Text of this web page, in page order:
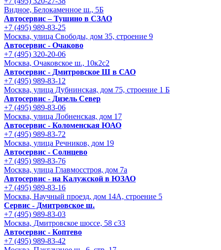
Видное, Белокаменное ш., 5Б
Автосервис – Тушино в СЗАО
+7 (495) 989-83-25
Москва, улица Свободы, дом 35, строение 9
Автосервис - Очаково
+7 (495) 320-20-06
Москва, Очаковское ш., 10к2с2
Автосервис - Дмитровское Ш в САО
+7 (495) 989-83-12
Москва, улица Дубнинская, дом 75, строение 1 Б
Автосервис - Дизель Север
+7 (495) 989-83-06
Москва, улица Лобненская, дом 17
Автосервис - Коломенская ЮАО
+7 (495) 989-83-72
Москва, улица Речников, дом 19
Автосервис - Солнцево
+7 (495) 989-83-76
Москва, улица Главмосстроя, дом 7а
Автосервис - на Калужской в ЮЗАО
+7 (495) 989-83-16
Москва, Научный проезд, дом 14А, строение 5
Сервис - Дмитровское ш.
+7 (495) 989-83-03
Москва, Дмитровское шоссе, 58 с33
Автосервис - Коптево
+7 (495) 989-83-42